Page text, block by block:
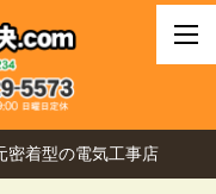
密着型の電気工事店